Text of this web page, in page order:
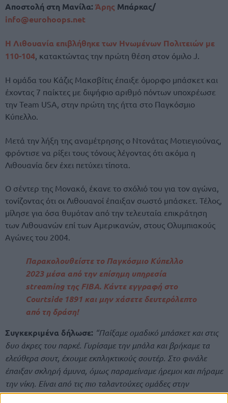
Αποστολή στη Μανίλα:Άρης Μπάρκας/
info@eurohoops.net
Η Λιθουανία επιβλήθηκε των Ηνωμένων Πολιτειών με
110-104, κατακτώντας την πρώτη θέση στον όμιλο J.
Η ομάδα του Κάζις Μακσβίτις έπαιξε όμορφο μπάσκετ και
έχοντας 7 παίκτες με διψήφιο αριθμό πόντων υποχρέωσε
την Team USA, στην πρώτη της ήττα στο Παγκόσμιο
Κύπελλο.
Μετά την λήξη της αναμέτρησης ο Ντονάτας Μοτιεγιούνας,
φρόντισε να ρίξει τους τόνους λέγοντας ότι ακόμα η
Λιθουανία δεν έχει πετύχει τίποτα.
Ο σέντερ της Μονακό, έκανε το σχόλιό του για τον αγώνα,
τονίζοντας ότι οι Λιθουανοί έπαιξαν σωστό μπάσκετ. Τέλος,
μίλησε για όσα θυμόταν από την τελευταία επικράτηση
των Λιθουανών επί των Αμερικανών, στους Ολυμπιακούς
Αγώνες του 2004.
Παρακολουθείστε το Παγκόσμιο Κύπελλο
2023 μέσα από την επίσημη υπηρεσία
streaming της FIBA. Κάντε εγγραφή στο
Courtside 1891 και μην χάσετε δευτερόλεπτο
από τη δράση!
Συγκεκριμένα δήλωσε: “Παίξαμε ομαδικό μπάσκετ και στις
δυο άκρες του παρκέ. Γυρίσαμε την μπάλα και βρήκαμε τα
ελεύθερα σουτ, έχουμε εκπληκτικούς σουτέρ. Στο φινάλε
έπαιξαν σκληρή άμυνα, όμως παραμείναμε ήρεμοι και πήραμε
την νίκη. Είναι από τις πιο ταλαντούχες ομάδες στην
διοργάνωση. Τώρα ξεκινάει η φάση των νοκ-άουτ και εκεί θα